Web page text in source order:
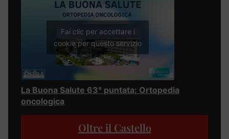
Fai clic per accettare i
cookie per questo servizio
La Buona Salute 63° puntata: Ortopedia
oncologica
Oltre il Castello